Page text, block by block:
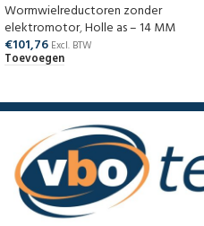
Wormwielreductoren zonder
elektromotor,Holle as – 14 MM
€101,76 Excl. BTW
Toevoegen